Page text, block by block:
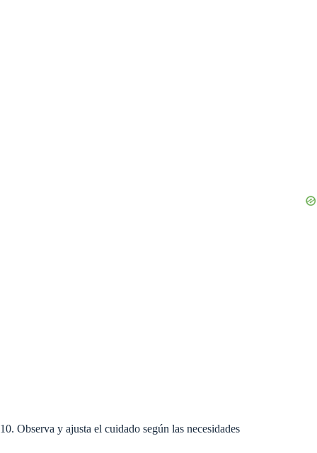
10. Observa y ajusta el cuidado según las necesidades